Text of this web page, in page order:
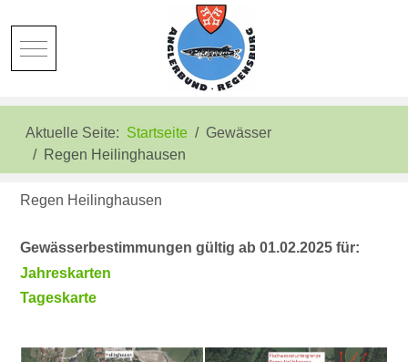
Mobile Menu Toggle
Aktuelle Seite: Startseite
Gewässer
Regen Heilinghausen
Regen Heilinghausen
Gewässerbestimmungen gültig ab 01.02.2025 für:
Jahreskarten
Tageskarte